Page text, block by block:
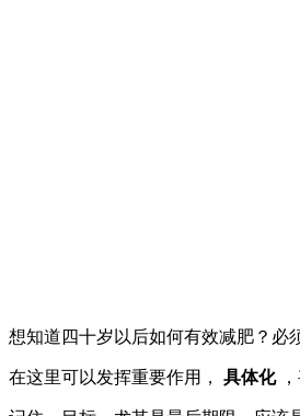
想知道四十岁以后如何有效减肥？必
在这里可以发挥重要作用， 具体化